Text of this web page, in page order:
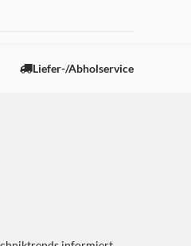
Liefer-/Abholservice